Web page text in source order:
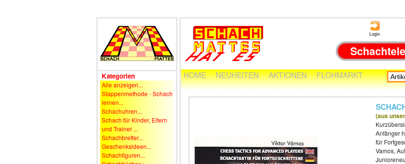
Kategorien
Alle anzeigen...
Stappenmethode - Schach
lernen...
Schachuhren...
Schach für Kinder, Eltern
und Trainer ...
Schachbretter...
Geschenksideen...
Schachfiguren...
Login
HOME NEUHEITEN AKTIONEN FLOHMARKT
(aus
Anfänger
für
Vamos,